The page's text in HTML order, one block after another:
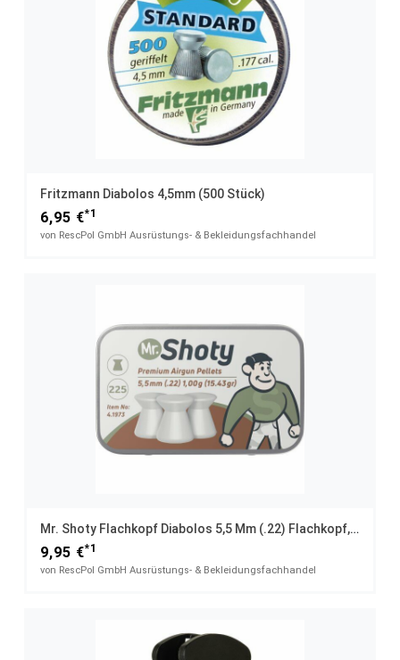
Fritzmann Diabolos 4,5mm (500 Stück)
6,95 €*1
von RescPol GmbH Ausrüstungs- & Bekleidungsfachhandel
Mr. Shoty Flachkopf Diabolos 5,5 Mm (.22) Flachkopf, 1,00 G, 225 St., Dose
9,95 €*1
von RescPol GmbH Ausrüstungs- & Bekleidungsfachhandel